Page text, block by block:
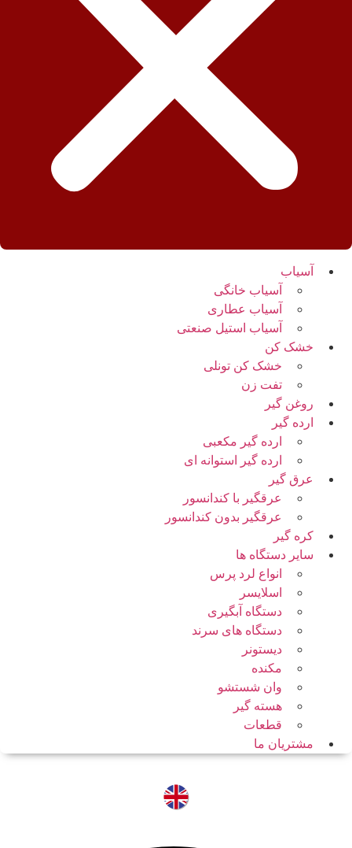
آسیاب
آسیاب خانگی
آسیاب عطاری
آسیاب استیل صنعتی
خشک کن
خشک کن تونلی
تفت زن
روغن گیر
ارده گیر
ارده گیر مکعبی
ارده گیر استوانه ای
عرق گیر
عرقگیر با کندانسور
عرقگیر بدون کندانسور
کره گیر
سایر دستگاه ها
انواع لرد پرس
اسلایسر
دستگاه آبگیری
دستگاه های سرند
دیستونر
مکنده
وان شستشو
هسته گیر
قطعات
مشتریان ما